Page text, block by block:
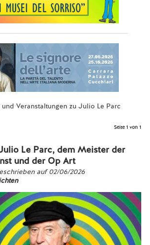
Veranstaltungen zu Julio Le Parc
Seite 1 von 1
Le Parc, dem Meister der
und der Op Art
auf 02/06/2026